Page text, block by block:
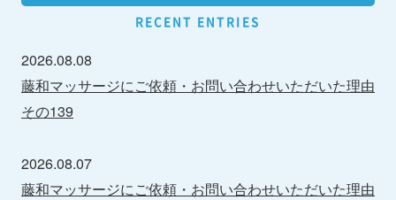
RECENT ENTRIES
2026.08.08
藤和マッサージにご依頼・お問い合わせいただいた理由
その139
2026.08.07
藤和マッサージにご依頼・お問い合わせいただいた理由